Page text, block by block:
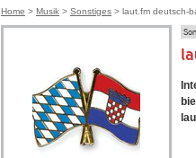
Home > Musik > Sonstiges > laut.fm deutsch-